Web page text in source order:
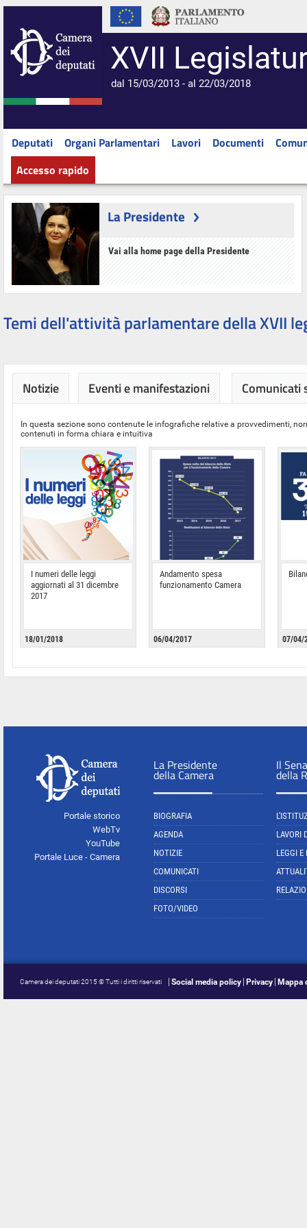
XVII
dal 15/03/2013 - al 22/03/2018
Deputati Organi Parlamentari Lavori Documenti
Accesso rapido
La Presidente
Vai alla home page della Presidente
Temi dell'attività parlamentare della XVII
Notizie Eventi e manifestazioni Comunicati
In questa sezione sono contenute le infografiche relative a provvedimenti,
contenuti in forma chiara e intuitiva
I numeri delle leggi
aggiornati al 31 dicembre
2017
18/01/2018
Andamento spesa
funzionamento Camera
06/04/2017 07/04/
Portale storico
WebTv
YouTube
Portale Luce - Camera
La Presidente
della Camera
BIOGRAFIA
AGENDA
NOTIZIE
COMUNICATI
DISCORSI
FOTO/VIDEO
Il
della
LAVORI
LEGGI E
Camera dei deputati 2015 © Tutti i diritti riservati Social media policy Privacy Mappa